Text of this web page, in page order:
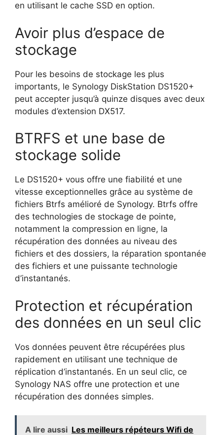
en utilisant le cache SSD en option.
Avoir plus d’espace de
stockage
Pour les besoins de stockage les plus
importants, le Synology DiskStation DS1520+
peut accepter jusqu’à quinze disques avec deux
modules d’extension DX517.
BTRFS et une base de
stockage solide
Le DS1520+ vous offre une fiabilité et une
vitesse exceptionnelles grâce au système de
fichiers Btrfs amélioré de Synology. Btrfs offre
des technologies de stockage de pointe,
notamment la compression en ligne, la
récupération des données au niveau des
fichiers et des dossiers, la réparation spontanée
des fichiers et une puissante technologie
d’instantanés.
Protection et récupération
des données en un seul clic
Vos données peuvent être récupérées plus
rapidement en utilisant une technique de
réplication d’instantanés. En un seul clic, ce
Synology NAS offre une protection et une
récupération des données simples.
A lire aussi Les meilleurs répéteurs Wifi de